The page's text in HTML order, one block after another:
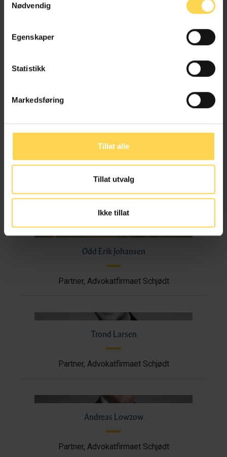
Nødvendig
Egenskaper
Statistikk
Markedsføring
Tillat alle
Tillat utvalg
Ikke tillat
Eva Jarbekk
Partner, Advokatfirmaet Schjødt
Odd Erik Johansen
Partner, Advokatfirmaet Schjødt
Trond Larsen
Partner, Advokatfirmaet Schjødt
Andreas Lowzow
Partner, Advokatfirmaet Schjødt